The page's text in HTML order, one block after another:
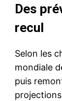
Des
recul
Selon les
mondiale
puis